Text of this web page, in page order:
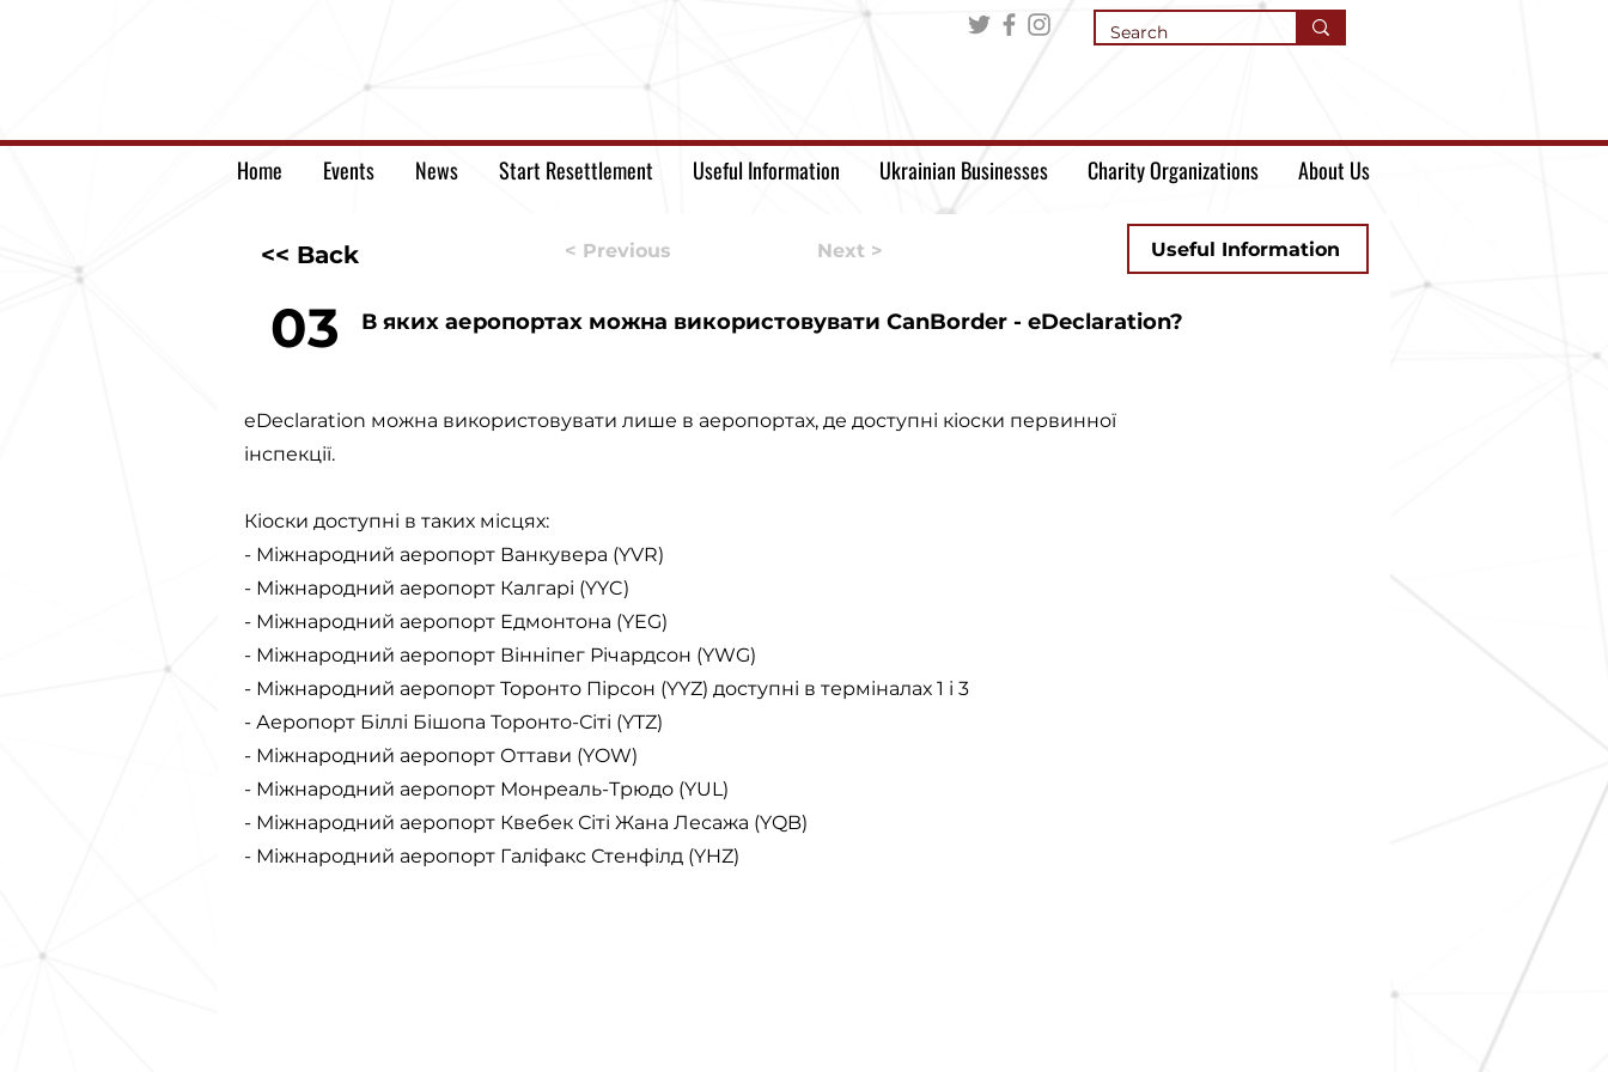
Home Events News Start Resettlement Useful Information Ukrainian Businesses Charity Organizations About Us
<< Back < Previous Next > Useful Information
03 В яких аеропортах можна використовувати CanBorder - eDeclaration?
eDeclaration можна використовувати лише в аеропортах, де доступні кіоски первинної
інспекції.
Кіоски доступні в таких місцях:
- Міжнародний аеропорт Ванкувера (YVR)
- Міжнародний аеропорт Калгарі (YYC)
- Міжнародний аеропорт Едмонтона (YEG)
- Міжнародний аеропорт Вінніпег Річардсон (YWG)
- Міжнародний аеропорт Торонто Пірсон (YYZ) доступні в терміналах 1 і 3
- Аеропорт Біллі Бішопа Торонто-Сіті (YTZ)
- Міжнародний аеропорт Оттави (YOW)
- Міжнародний аеропорт Монреаль-Трюдо (YUL)
- Міжнародний аеропорт Квебек Сіті Жана Лесажа (YQB)
- Міжнародний аеропорт Галіфакс Стенфілд (YHZ)